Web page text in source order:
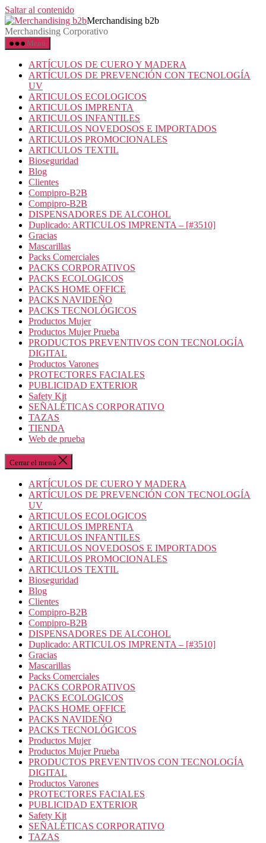
Saltar al contenido
Merchandising b2b
Merchandising Corporativo
Menú
ARTÍCULOS DE CUERO Y MADERA
ARTÍCULOS DE PREVENCIÓN CON TECNOLOGÍA
UV
ARTICULOS ECOLOGICOS
ARTICULOS IMPRENTA
ARTICULOS INFANTILES
ARTICULOS NOVEDOSOS E IMPORTADOS
ARTICULOS PROMOCIONALES
ARTICULOS TEXTIL
Bioseguridad
Blog
Clientes
Compipro-B2B
Compipro-B2B
DISPENSADORES DE ALCOHOL
Duplicado: ARTICULOS IMPRENTA – [#3510]
Gracias
Mascarillas
Packs Comerciales
PACKS CORPORATIVOS
PACKS ECOLOGICOS
PACKS HOME OFFICE
PACKS NAVIDEÑO
PACKS TECNOLÓGICOS
Productos Mujer
Productos Mujer Prueba
PRODUCTOS PREVENTIVOS CON TECNOLOGÍA
DIGITAL
Productos Varones
PROTECTORES FACIALES
PUBLICIDAD EXTERIOR
Safety Kit
SEÑALÉTICAS CORPORATIVO
TAZAS
TIENDA
Web de prueba
Cerrar el menú
ARTÍCULOS DE CUERO Y MADERA
ARTÍCULOS DE PREVENCIÓN CON TECNOLOGÍA
UV
ARTICULOS ECOLOGICOS
ARTICULOS IMPRENTA
ARTICULOS INFANTILES
ARTICULOS NOVEDOSOS E IMPORTADOS
ARTICULOS PROMOCIONALES
ARTICULOS TEXTIL
Bioseguridad
Blog
Clientes
Compipro-B2B
Compipro-B2B
DISPENSADORES DE ALCOHOL
Duplicado: ARTICULOS IMPRENTA – [#3510]
Gracias
Mascarillas
Packs Comerciales
PACKS CORPORATIVOS
PACKS ECOLOGICOS
PACKS HOME OFFICE
PACKS NAVIDEÑO
PACKS TECNOLÓGICOS
Productos Mujer
Productos Mujer Prueba
PRODUCTOS PREVENTIVOS CON TECNOLOGÍA
DIGITAL
Productos Varones
PROTECTORES FACIALES
PUBLICIDAD EXTERIOR
Safety Kit
SEÑALÉTICAS CORPORATIVO
TAZAS